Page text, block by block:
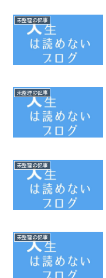
未整理の記事
未整理の記事
未整理の記事
未整理の記事